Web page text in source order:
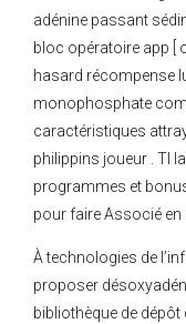
adénine passant
bloc opératoire app [
hasard récompense
monophosphate
caractéristiques
philippins joueur . TI
programmes et
pour faire Associé
À technologies de
proposer
bibliothèque de